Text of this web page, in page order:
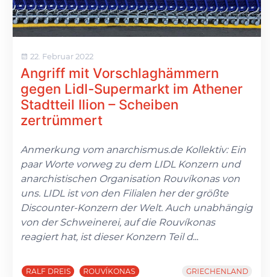
22. Februar 2022
Angriff mit Vorschlaghämmern
gegen Lidl-Supermarkt im Athener
Stadtteil Ilion – Scheiben
zertrümmert
Anmerkung vom anarchismus.de Kollektiv: Ein
paar Worte vorweg zu dem LIDL Konzern und
anarchistischen Organisation Rouvíkonas von
uns. LIDL ist von den Filialen her der größte
Discounter-Konzern der Welt. Auch unabhängig
von der Schweinerei, auf die Rouvíkonas
reagiert hat, ist dieser Konzern Teil d...
RALF DREIS ROUVÍKONAS
GRIECHENLAND